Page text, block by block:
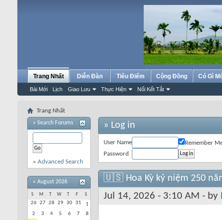
Trang Nhất
Bài Mới Lịch Giao Lưu Thực Hiện Nối Kết Tắt
Diễn Đàn Tiêu Điểm Cộng Đồng Có Gì
Trang Nhất
» Search Forums
» Advanced Search
» August 2026
S M W F S
26 27 28 29 30 31
1
2
3 4 5 6 7
8
» Log in
User Name
Remember
Password
🇺🇸 Hoa Kỳ kỷ niệm 250
Jul 14, 2026 - 3:10 AM - by